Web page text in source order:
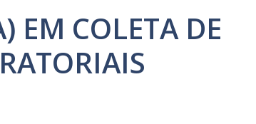
EM COLETA DE